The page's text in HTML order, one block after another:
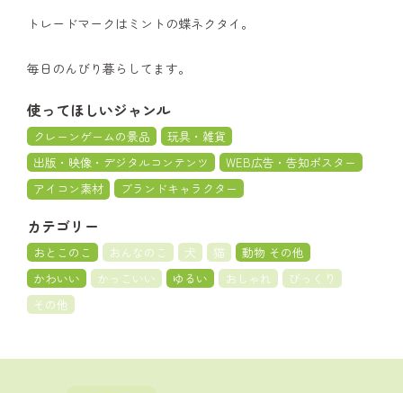
トレードマークはミントの蝶ネクタイ。
毎日のんびり暮らしてます。
使ってほしいジャンル
クレーンゲームの景品
玩具・雑貨
出版・映像・デジタルコンテンツ
WEB広告・告知ポスター
アイコン素材
ブランドキャラクター
カテゴリー
おとこのこ おんなのこ 犬 猫
動物 その他
かわいい
かっこいい ゆるい おしゃれ
びっくり
その他